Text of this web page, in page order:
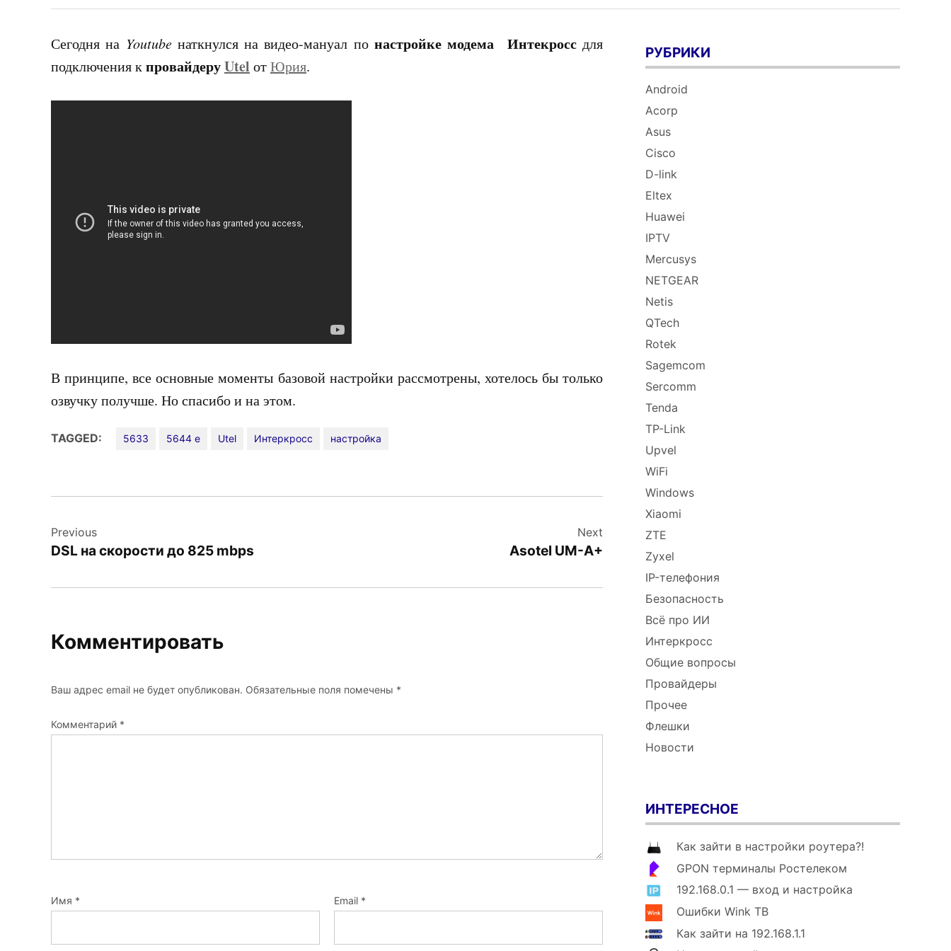
Сегодня на Youtubeнаткнулся на видео-мануал по настройке модема Интекроссдля
подключения кпровайдеруUtel отЮрия.
В принципе, все основные моменты базовой настройки рассмотрены, хотелось бы только
озвучку получше. Но спасибо и на этом.
TAGGED: 5633 5644 e Utel Интеркросс настройка
по
Previous
DSL на скорости до 825 mbps
Next
Asotel UM-A+
Комментировать
Ваш адрес email не будет опубликован. Обязательные поля помечены *
Комментарий *
Имя * Email *
РУБРИКИ
Android
Acorp
Asus
Cisco
D-link
Eltex
Huawei
IPTV
Mercusys
NETGEAR
Netis
QTech
Rotek
Sagemcom
Sercomm
Tenda
TP-Link
Upvel
WiFi
Windows
Xiaomi
ZTE
Zyxel
IP-телефония
Безопасность
Всё про ИИ
Интеркросс
Общие вопросы
Провайдеры
Прочее
Флешки
Новости
ИНТЕРЕСНОЕ
Как зайти в настройки роутера?!
GPON терминалы Ростелеком
192.168.0.1 — вход и настройка
Ошибки Wink ТВ
Как зайти на 192.168.1.1